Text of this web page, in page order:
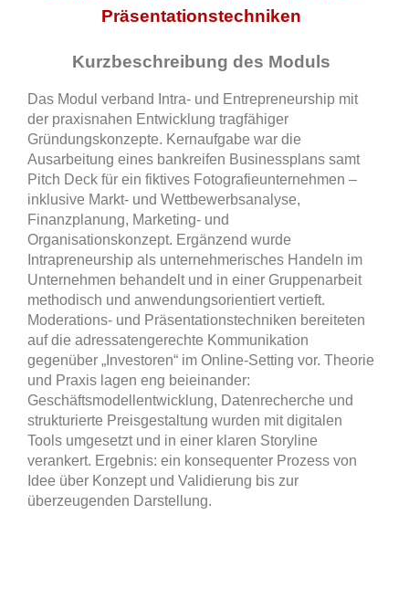
Präsentationstechniken
Kurzbeschreibung des Moduls
Das Modul verband Intra- und Entrepreneurship mit
der praxisnahen Entwicklung tragfähiger
Gründungskonzepte. Kernaufgabe war die
Ausarbeitung eines bankreifen Businessplans samt
Pitch Deck für ein fiktives Fotografieunternehmen –
inklusive Markt- und Wettbewerbsanalyse,
Finanzplanung, Marketing- und
Organisationskonzept. Ergänzend wurde
Intrapreneurship als unternehmerisches Handeln im
Unternehmen behandelt und in einer Gruppenarbeit
methodisch und anwendungsorientiert vertieft.
Moderations- und Präsentationstechniken bereiteten
auf die adressatengerechte Kommunikation
gegenüber „Investoren“ im Online-Setting vor. Theorie
und Praxis lagen eng beieinander:
Geschäftsmodellentwicklung, Datenrecherche und
strukturierte Preisgestaltung wurden mit digitalen
Tools umgesetzt und in einer klaren Storyline
verankert. Ergebnis: ein konsequenter Prozess von
Idee über Konzept und Validierung bis zur
überzeugenden Darstellung.